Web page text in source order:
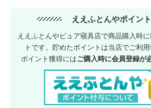
ええふとんやポイント
ええふとんやピュア寝具店で商品購入時
トです。貯めたポイントは当店でご利用
ポイント獲得にはご購入時に会員登録が